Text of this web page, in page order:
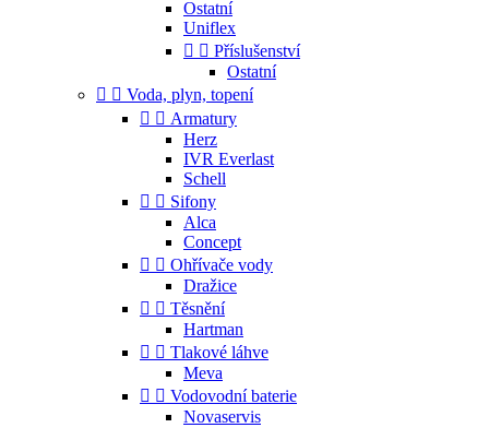
Ostatní
Uniflex
  Příslušenství
Ostatní
  Voda, plyn, topení
  Armatury
Herz
IVR Everlast
Schell
  Sifony
Alca
Concept
  Ohřívače vody
Dražice
  Těsnění
Hartman
  Tlakové láhve
Meva
  Vodovodní baterie
Novaservis